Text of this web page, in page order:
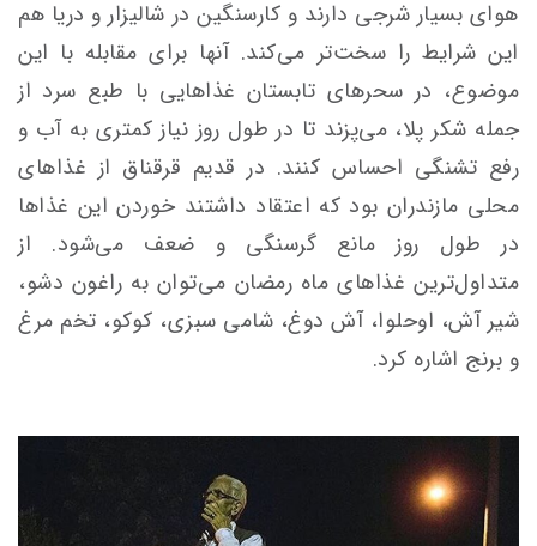
هوای بسیار شرجی دارند و کارسنگین در شالیزار و دریا هم
این شرایط را سخت‌تر می‌کند. آنها برای مقابله با این
موضوع، در سحرهای تابستان غذاهایی با طبع سرد از
جمله شکر پلا، می‌پزند تا در طول روز نیاز کمتری به آب و
رفع تشنگی احساس کنند. در قدیم قرقناق از غذاهای
محلی مازندران بود که اعتقاد داشتند خوردن این غذاها
در طول روز مانع گرسنگی و ضعف می‌شود. از
متداول‌ترین غذاهای ماه رمضان می‌توان به راغون دشو،
شیر آش، اوحلوا، آش دوغ، شامی سبزی، کوکو، تخم مرغ
و برنج اشاره کرد.